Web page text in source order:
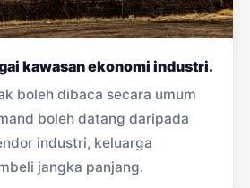
kawasan ekonomi industri.
boleh dibaca secara umum
boleh datang daripada
industri, keluarga
jangka panjang.